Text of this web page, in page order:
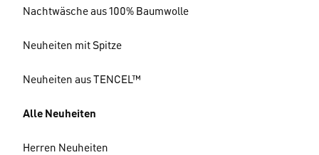
Nachtwäsche aus 100% Baumwolle
Neuheiten mit Spitze
Neuheiten aus TENCEL™
Alle Neuheiten
Herren Neuheiten